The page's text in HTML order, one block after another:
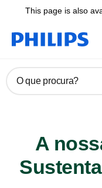
This page is also
O que procura?
A